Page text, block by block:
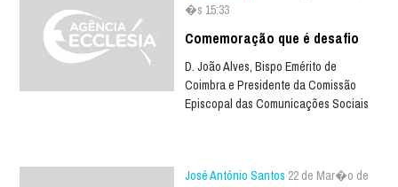
�s 15:33
Comemoração que é desafio
D. João Alves, Bispo Emérito de
Coimbra e Presidente da Comissão
Episcopal das Comunicações Sociais
José António Santos 22 de Mar�o de